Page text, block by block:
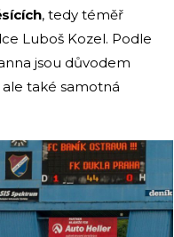
, tedy téměř
Luboš Kozel. Podle
jsou důvodem
také samotná